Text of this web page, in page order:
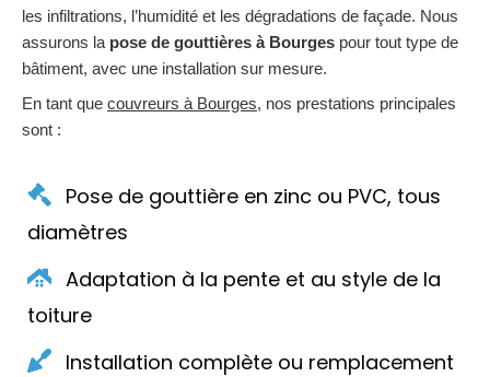
les infiltrations, l’humidité et les dégradations de façade. Nous
assurons la pose de gouttières à Bourges pour tout type de
bâtiment, avec une installation sur mesure.
En tant que couvreurs à Bourges, nos prestations principales
sont :
Pose de gouttière en zinc ou PVC, tous
diamètres
Adaptation à la pente et au style de la
toiture
Installation complète ou remplacement